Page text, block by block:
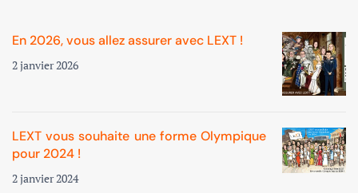
En 2026, vous allez assurer avec LEXT !
2 janvier 2026
LEXT vous souhaite une forme Olympique
pour 2024 !
2 janvier 2024